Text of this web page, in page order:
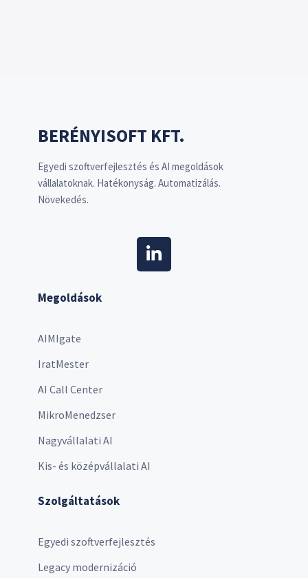
BERÉNYISOFT KFT.
Egyedi szoftverfejlesztés és AI megoldások
vállalatoknak. Hatékonyság. Automatizálás.
Növekedés.
Megoldások
AIMIgate
IratMester
AI Call Center
MikroMenedzser
Nagyvállalati AI
Kis- és középvállalati AI
Szolgáltatások
Egyedi szoftverfejlesztés
Legacy modernizáció